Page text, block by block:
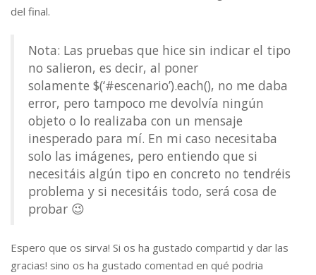
del final.
Nota: Las pruebas que hice sin indicar el tipo
no salieron, es decir, al poner
solamente $(‘#escenario’).each(), no me daba
error, pero tampoco me devolvía ningún
objeto o lo realizaba con un mensaje
inesperado para mí. En mi caso necesitaba
solo las imágenes, pero entiendo que si
necesitáis algún tipo en concreto no tendréis
problema y si necesitáis todo, será cosa de
probar 😉
Espero que os sirva! Si os ha gustado compartid y dar las
gracias! sino os ha gustado comentad en qué podria